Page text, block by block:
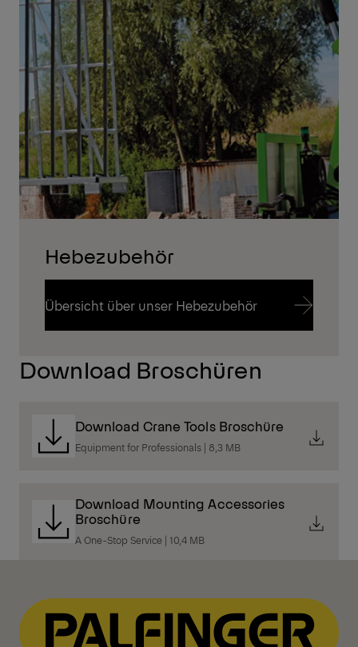
Hebezubehör
Übersicht über unser Hebezubehör
Download Broschüren
Download Crane Tools Broschüre
Equipment for Professionals | 8,3 MB
Download Mounting Accessories
Broschüre
A One-Stop Service | 10,4 MB